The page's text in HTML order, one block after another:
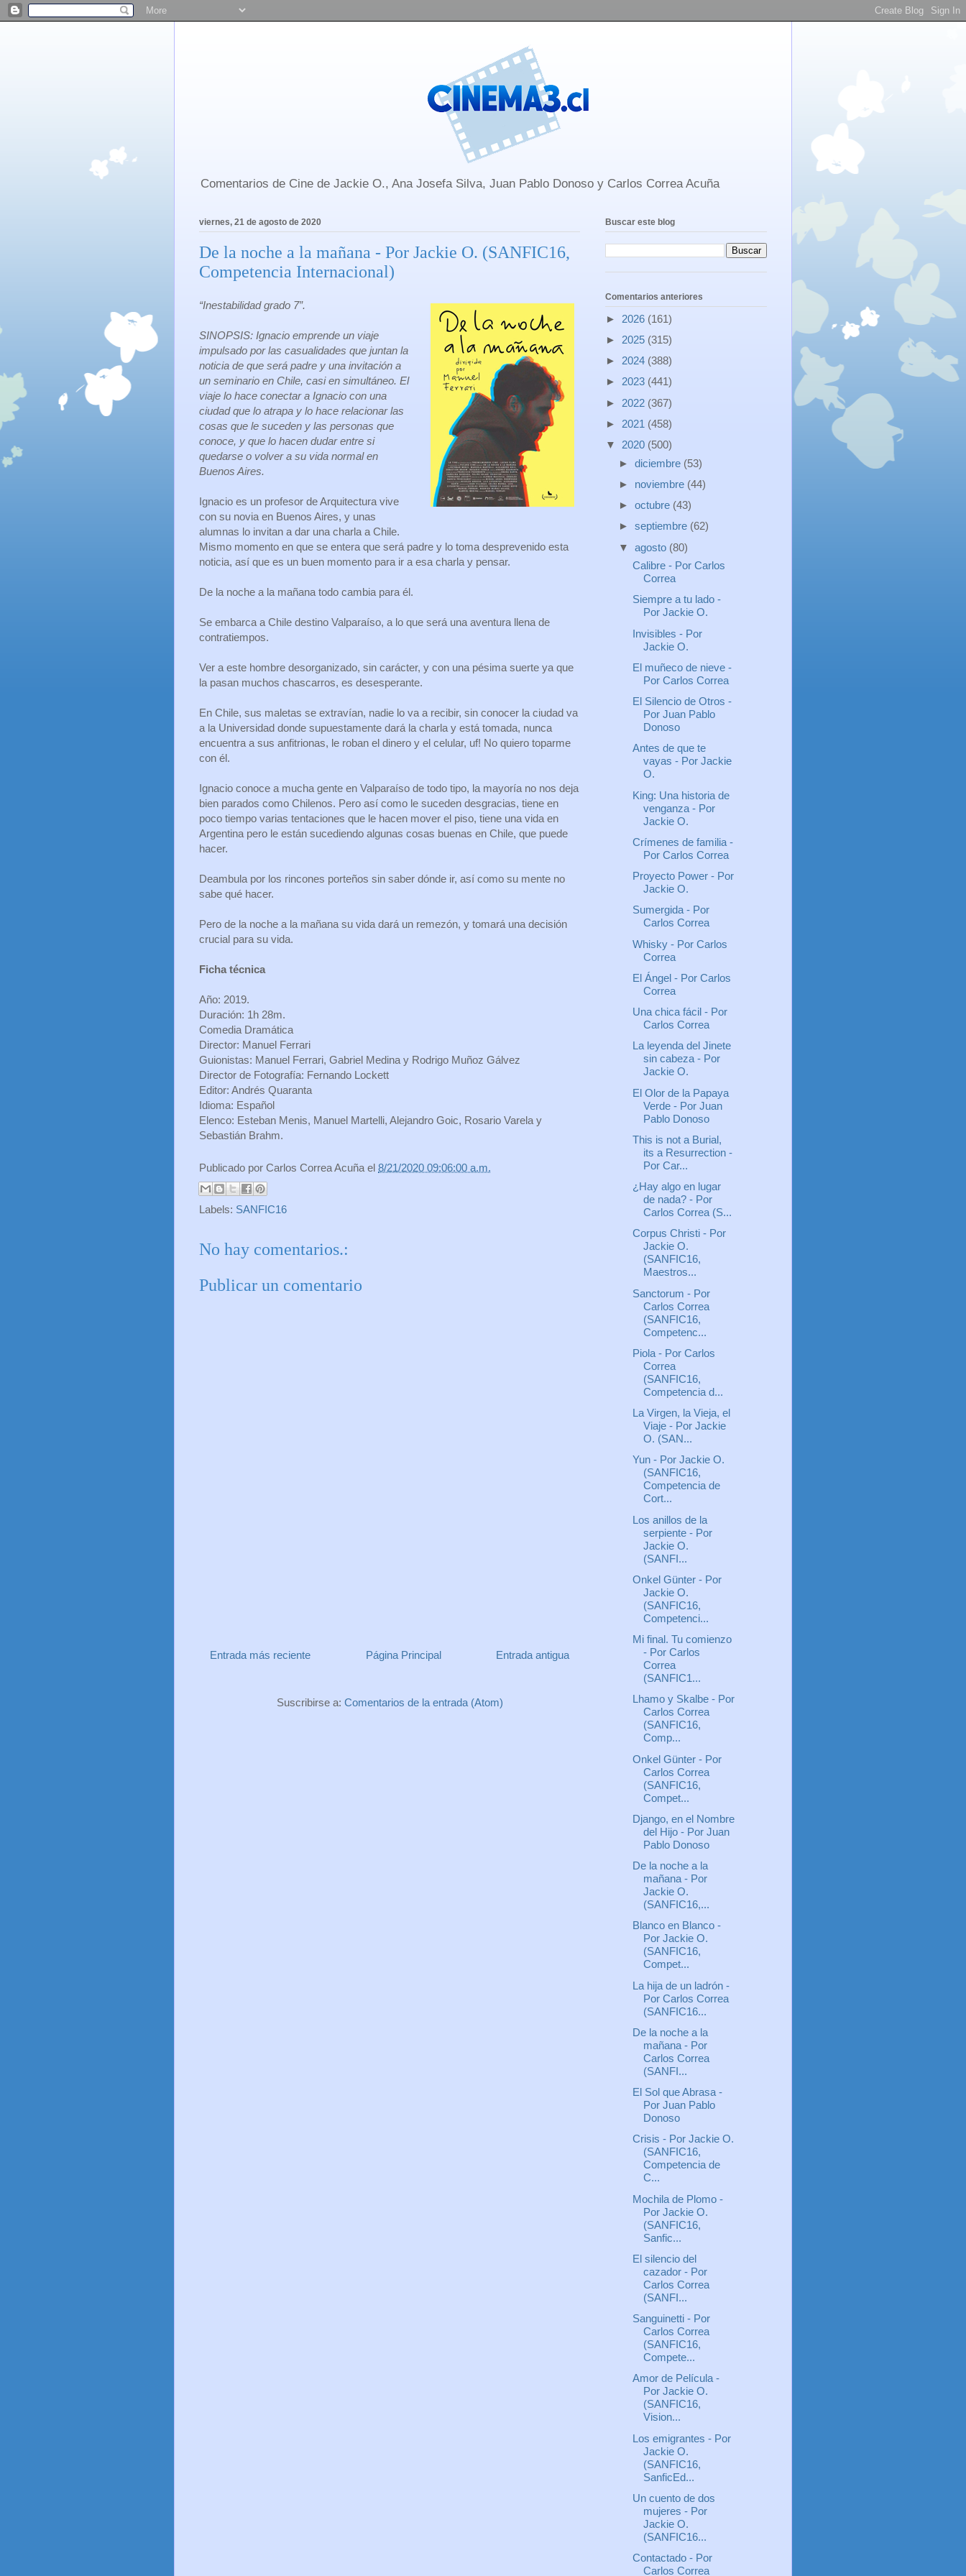
Comentarios de Cine de Jackie O., Ana Josefa Silva, Juan Pablo Donoso y Carlos Correa Acuña
viernes, 21 de agosto de 2020
De la noche a la mañana - Por Jackie O. (SANFIC16,
Competencia Internacional)
“Inestabilidad grado 7”.
SINOPSIS: Ignacio emprende un viaje
impulsado por las casualidades que juntan la
noticia de que será padre y una invitación a
un seminario en Chile, casi en simultáneo. El
viaje lo hace conectar a Ignacio con una
ciudad que lo atrapa y lo hace relacionar las
cosas que le suceden y las personas que
conoce, y que lo hacen dudar entre si
quedarse o volver a su vida normal en
Buenos Aires.
Ignacio es un profesor de Arquitectura vive
con su novia en Buenos Aires, y unas
alumnas lo invitan a dar una charla a Chile.
Mismo momento en que se entera que será padre y lo toma desprevenido esta
noticia, así que es un buen momento para ir a esa charla y pensar.
De la noche a la mañana todo cambia para él.
Se embarca a Chile destino Valparaíso, a lo que será una aventura llena de
contratiempos.
Ver a este hombre desorganizado, sin carácter, y con una pésima suerte ya que
la pasan muchos chascarros, es desesperante.
En Chile, sus maletas se extravían, nadie lo va a recibir, sin conocer la ciudad va
a la Universidad donde supuestamente dará la charla y está tomada, nunca
encuentra a sus anfitrionas, le roban el dinero y el celular, uf! No quiero toparme
con él.
Ignacio conoce a mucha gente en Valparaíso de todo tipo, la mayoría no nos deja
bien parados como Chilenos. Pero así como le suceden desgracias, tiene en
poco tiempo varias tentaciones que le hacen mover el piso, tiene una vida en
Argentina pero le están sucediendo algunas cosas buenas en Chile, que puede
hacer.
Deambula por los rincones porteños sin saber dónde ir, así como su mente no
sabe qué hacer.
Pero de la noche a la mañana su vida dará un remezón, y tomará una decisión
crucial para su vida.
Ficha técnica
Año: 2019.
Duración: 1h 28m.
Comedia Dramática
Director: Manuel Ferrari
Guionistas: Manuel Ferrari, Gabriel Medina y Rodrigo Muñoz Gálvez
Director de Fotografía: Fernando Lockett
Editor: Andrés Quaranta
Idioma: Español
Elenco: Esteban Menis, Manuel Martelli, Alejandro Goic, Rosario Varela y
Sebastián Brahm.
Publicado por Carlos Correa Acuña el 8/21/2020 09:06:00 a.m.
Labels: SANFIC16
No hay comentarios.:
Publicar un comentario
Entrada más reciente Entrada antigua
Página Principal
Suscribirse a: Comentarios de la entrada (Atom)
Buscar este blog
Comentarios anteriores
► 2026 (161)
► 2025 (315)
► 2024 (388)
► 2023 (441)
► 2022 (367)
► 2021 (458)
▼ 2020 (500)
► diciembre (53)
► noviembre (44)
► octubre (43)
► septiembre (62)
▼ agosto (80)
Calibre - Por Carlos
Correa
Siempre a tu lado -
Por Jackie O.
Invisibles - Por
Jackie O.
El muñeco de nieve -
Por Carlos Correa
El Silencio de Otros -
Por Juan Pablo
Donoso
Antes de que te
vayas - Por Jackie
O.
King: Una historia de
venganza - Por
Jackie O.
Crímenes de familia -
Por Carlos Correa
Proyecto Power - Por
Jackie O.
Sumergida - Por
Carlos Correa
Whisky - Por Carlos
Correa
El Ángel - Por Carlos
Correa
Una chica fácil - Por
Carlos Correa
La leyenda del Jinete
sin cabeza - Por
Jackie O.
El Olor de la Papaya
Verde - Por Juan
Pablo Donoso
This is not a Burial,
its a Resurrection -
Por Car...
¿Hay algo en lugar
de nada? - Por
Carlos Correa (S...
Corpus Christi - Por
Jackie O.
(SANFIC16,
Maestros...
Sanctorum - Por
Carlos Correa
(SANFIC16,
Competenc...
Piola - Por Carlos
Correa
(SANFIC16,
Competencia d...
La Virgen, la Vieja, el
Viaje - Por Jackie
O. (SAN...
Yun - Por Jackie O.
(SANFIC16,
Competencia de
Cort...
Los anillos de la
serpiente - Por
Jackie O.
(SANFI...
Onkel Günter - Por
Jackie O.
(SANFIC16,
Competenci...
Mi final. Tu comienzo
- Por Carlos
Correa
(SANFIC1...
Lhamo y Skalbe - Por
Carlos Correa
(SANFIC16,
Comp...
Onkel Günter - Por
Carlos Correa
(SANFIC16,
Compet...
Django, en el Nombre
del Hijo - Por Juan
Pablo Donoso
De la noche a la
mañana - Por
Jackie O.
(SANFIC16,...
Blanco en Blanco -
Por Jackie O.
(SANFIC16,
Compet...
La hija de un ladrón -
Por Carlos Correa
(SANFIC16...
De la noche a la
mañana - Por
Carlos Correa
(SANFI...
El Sol que Abrasa -
Por Juan Pablo
Donoso
Crisis - Por Jackie O.
(SANFIC16,
Competencia de
C...
Mochila de Plomo -
Por Jackie O.
(SANFIC16,
Sanfic...
El silencio del
cazador - Por
Carlos Correa
(SANFI...
Sanguinetti - Por
Carlos Correa
(SANFIC16,
Compete...
Amor de Película -
Por Jackie O.
(SANFIC16,
Vision...
Los emigrantes - Por
Jackie O.
(SANFIC16,
SanficEd...
Un cuento de dos
mujeres - Por
Jackie O.
(SANFIC16...
Contactado - Por
Carlos Correa